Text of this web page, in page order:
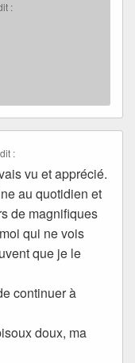
:
:
vu et apprécié.
au quotidien et
de magnifiques
qui ne vois
que je le
continuer à
doux, ma